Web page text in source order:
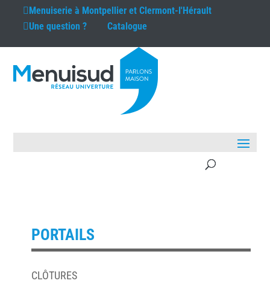
Menuiserie à Montpellier et Clermont-l'Hérault
Une question ?
Catalogue
PORTAILS
CLÔTURES